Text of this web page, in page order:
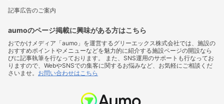
記事広告のご案内
aumoのページ掲載に興味がある方はこちら
おでかけメディア「aumo」を運営するグリーエックス株式会社では、施設の
おすすめポイントやメニューなどを魅力的に紹介する施設ページの開設なら
びに記事執筆を行なっております。 また、SNS運用のサポートも行なってお
りますので、WebやSNSでの集客に関するお悩みなど、お気軽にご相談くだ
さいませ。 お問い合わせはこちら